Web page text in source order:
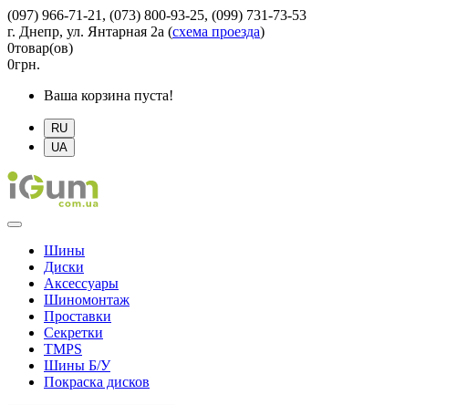
(097) 966-71-21, (073) 800-93-25, (099) 731-73-53
г. Днепр, ул. Янтарная 2а (схема проезда)
0товар(ов)
0грн.
Ваша корзина пуста!
RU
UA
Шины
Диски
Аксессуары
Шиномонтаж
Проставки
Секретки
TMPS
Шины Б/У
Покраска дисков